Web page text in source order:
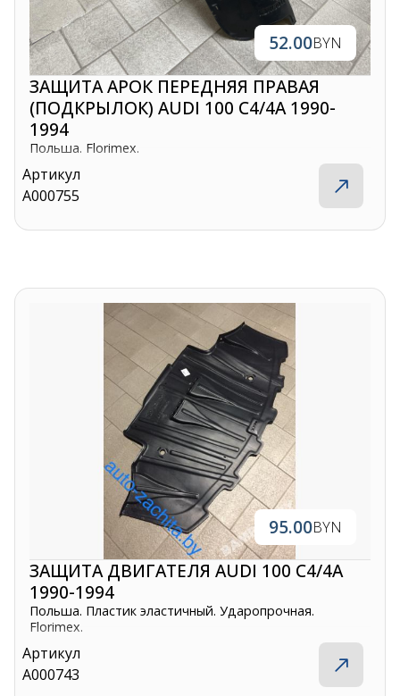
52.00BYN
ЗАЩИТА АРОК ПЕРЕДНЯЯ ПРАВАЯ
(ПОДКРЫЛОК) AUDI 100 C4/4A 1990-
1994
Польша. Florimex.
Артикул
A000755
95.00BYN
ЗАЩИТА ДВИГАТЕЛЯ AUDI 100 C4/4A
1990-1994
Польша. Пластик эластичный. Ударопрочная.
Florimex.
Артикул
A000743